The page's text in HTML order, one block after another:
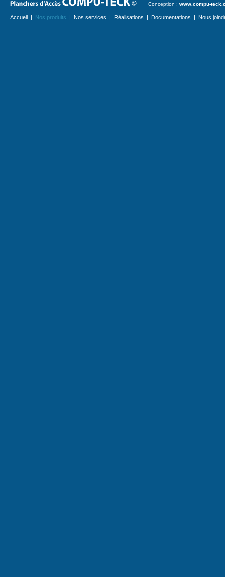
Conception : www.compu-
Accueil | Nos produits | Nos services | Réalisations | Documentations | Nous